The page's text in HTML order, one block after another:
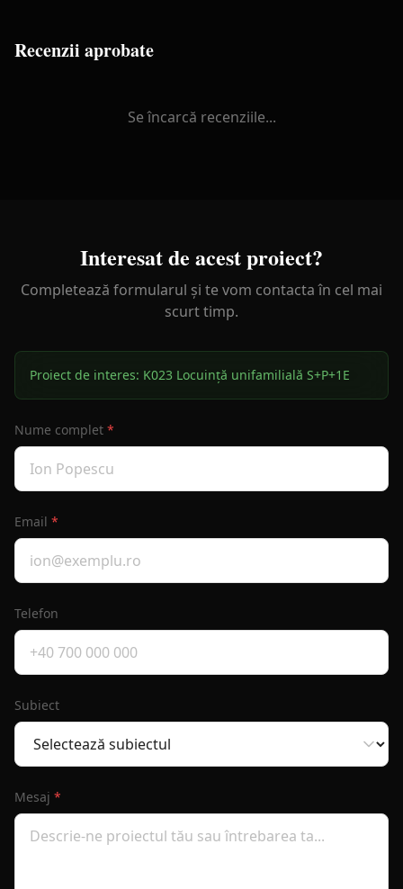
Recenzii aprobate
Se încarcă recenziile...
Interesat de acest proiect?
Completează formularul și te vom contacta în cel mai
scurt timp.
Proiect de interes: K023 Locuință unifamilială S+P+1E
Nume complet *
Email *
Telefon
Subiect
Mesaj *